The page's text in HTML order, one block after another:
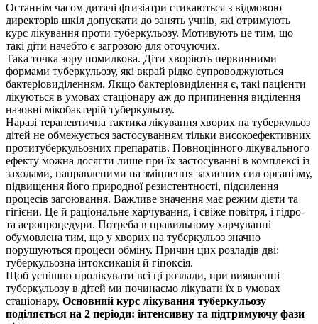
Останнім часом дитячі фтизіатри стикаються з відмовою
директорів шкіл допускати до занять учнів, які отримують
курс лікування проти туберкульозу. Мотивують це тим, що
такі діти начебто є загрозою для оточуючих.
Така точка зору помилкова. Діти хворіють первинними
формами туберкульозу, які вкрай рідко супроводжуються
бактеріовиділенням. Якщо бактеріовиділення є, такі пацієнти
лікуються в умовах стаціонару аж до припинення виділення
назовні мікобактерій туберкульозу.
Наразі терапевтична тактика лікування хворих на туберкульоз
дітей не обмежується застосуванням тільки високоефективних
протитуберкульозних препаратів. Повноцінного лікувального
ефекту можна досягти лише при їх застосуванні в комплексі із
заходами, направленими на зміцнення захисних сил організму,
підвищення його природної резистентності, підсилення
процесів загоювання. Важливе значення має режим дієти та
гігієни. Це й раціональне харчування, і свіже повітря, і гідро-
та аеропроцедури. Потреба в правильному харчуванні
обумовлена тим, що у хворих на туберкульоз значно
порушуються процеси обміну. Причин цих розладів дві:
туберкульозна інтоксикація й гіпоксія.
Щоб успішно пролікувати всі ці розлади, при виявленні
туберкульозу в дітей ми починаємо лікувати їх в умовах
стаціонару. Основний курс лікування туберкульозу
поділяється на 2 періоди: інтенсивну та підтримуючу фази